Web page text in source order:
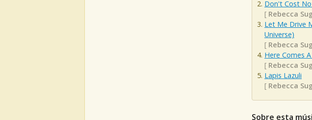
Don't Cost
[ Rebecca
Let Me Drive
Universe)
[ Rebecca
Here Comes
[ Rebecca
Lapis Lazuli
[ Rebecca
Sobre esta